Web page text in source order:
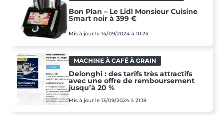
Bon Plan – Le Lidl Monsieur Cuisine
Smart noir à 399 €
Mis à jour le 14/09/2024 à 10:25
MACHINE À CAFÉ À GRAIN
Delonghi : des tarifs très attractifs
avec une offre de remboursement
jusqu’à 20 %
Mis à jour le 13/09/2024 à 21:18